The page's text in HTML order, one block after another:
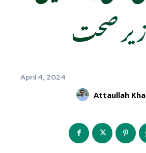
صحت
April 4, 2024
Attaullah